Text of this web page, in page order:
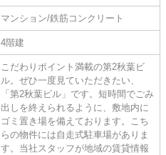
マンション/鉄筋コンクリート
4階建
こだわりポイント満載の第2秋葉ビ
ル。ぜひ一度見ていただきたい、
「第2秋葉ビル」です。短時間でごみ
出しを終えられるように、敷地内に
ゴミ置き場を備えております。こち
らの物件には自走式駐車場がありま
す。当社スタッフが地域の賃貸情報